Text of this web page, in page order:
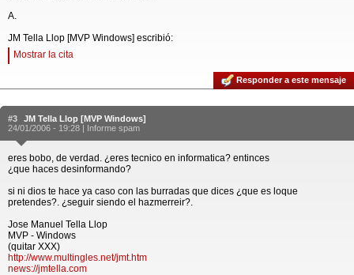
A.
JM Tella Llop [MVP Windows] escribió:
Mostrar la cita
Responder a este mensaje
#3
JM Tella Llop [MVP Windows]
24/01/2006 - 19:28 | Informe spam
eres bobo, de verdad. ¿eres tecnico en informatica? entinces
¿que haces desinformando?
si ni dios te hace ya caso con las burradas que dices ¿que es loque
pretendes?. ¿seguir siendo el hazmerreir?.
Jose Manuel Tella Llop
MVP - Windows
(quitar XXX)
http://www.multingles.net/jmt.htm
news://jmtella.com